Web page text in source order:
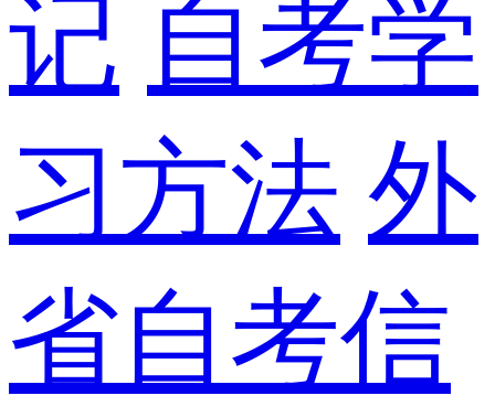
记 自考学
习方法 外
省自考信